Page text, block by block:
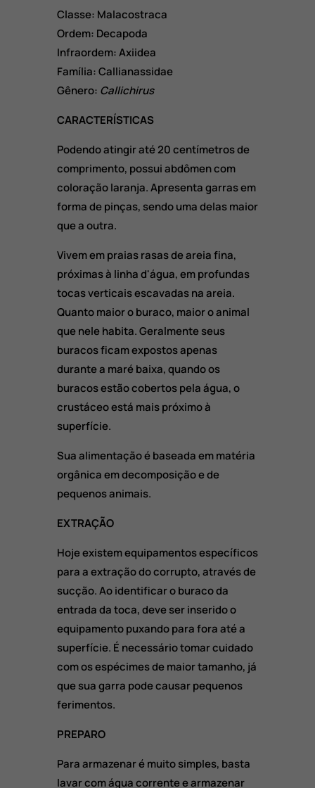
Classe: Malacostraca
Ordem: Decapoda
Infraordem: Axiidea
Família: Callianassidae
Gênero: Callichirus
CARACTERÍSTICAS
Podendo atingir até 20 centímetros de
comprimento, possui abdômen com
coloração laranja. Apresenta garras em
forma de pinças, sendo uma delas maior
que a outra.
Vivem em praias rasas de areia fina,
próximas à linha d'água, em profundas
tocas verticais escavadas na areia.
Quanto maior o buraco, maior o animal
que nele habita. Geralmente seus
buracos ficam expostos apenas
durante a maré baixa, quando os
buracos estão cobertos pela água, o
crustáceo está mais próximo à
superfície.
Sua alimentação é baseada em matéria
orgânica em decomposição e de
pequenos animais.
EXTRAÇÃO
Hoje existem equipamentos específicos
para a extração do corrupto, através de
sucção. Ao identificar o buraco da
entrada da toca, deve ser inserido o
equipamento puxando para fora até a
superfície. É necessário tomar cuidado
com os espécimes de maior tamanho, já
que sua garra pode causar pequenos
ferimentos.
PREPARO
Para armazenar é muito simples, basta
lavar com água corrente e armazenar